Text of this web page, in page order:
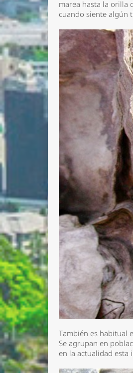
marea hasta la orilla
cuando siente algún
También es habitual
Se agrupan en
en la actualidad esta